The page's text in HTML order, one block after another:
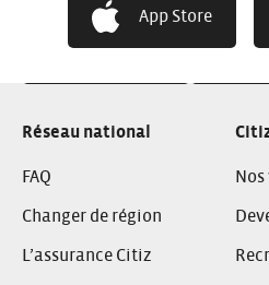
App Store
Facebook:Instagram:Linkedin:
App Store
Réseau national
FAQ
Changer de région
L’assurance Citiz